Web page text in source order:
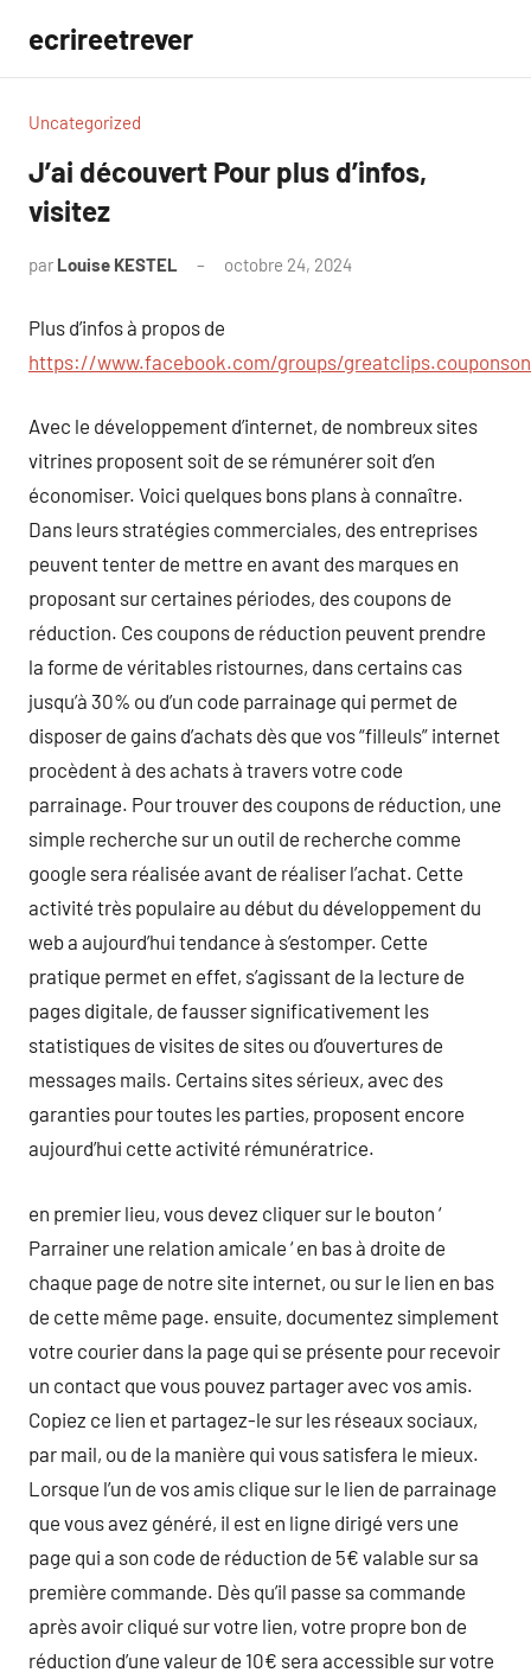
contenu
ecrireetrever
Uncategorized
J’ai découvert Pour plus d’infos,
visitez
par Louise KESTEL octobre 24, 2024
Plus d’infos à propos de
https://www.facebook.com/groups/
Avec le développement d’internet, de nombreux sites
vitrines proposent soit de se rémunérer soit d’en
économiser. Voici quelques bons plans à connaître.
Dans leurs stratégies commerciales, des entreprises
peuvent tenter de mettre en avant des marques en
proposant sur certaines périodes, des coupons de
réduction. Ces coupons de réduction peuvent prendre
la forme de véritables ristournes, dans certains cas
jusqu’à 30% ou d’un code parrainage qui permet de
disposer de gains d’achats dès que vos “filleuls” internet
procèdent à des achats à travers votre code
parrainage. Pour trouver des coupons de réduction, une
simple recherche sur un outil de recherche comme
google sera réalisée avant de réaliser l’achat. Cette
activité très populaire au début du développement du
web a aujourd’hui tendance à s’estomper. Cette
pratique permet en effet, s’agissant de la lecture de
pages digitale, de fausser significativement les
statistiques de visites de sites ou d’ouvertures de
messages mails. Certains sites sérieux, avec des
garanties pour toutes les parties, proposent encore
aujourd’hui cette activité rémunératrice.
en premier lieu, vous devez cliquer sur le bouton ‘
Parrainer une relation amicale ‘ en bas à droite de
chaque page de notre site internet, ou sur le lien en bas
de cette même page. ensuite, documentez simplement
votre courier dans la page qui se présente pour recevoir
un contact que vous pouvez partager avec vos amis.
Copiez ce lien et partagez-le sur les réseaux sociaux,
par mail, ou de la manière qui vous satisfera le mieux.
Lorsque l’un de vos amis clique sur le lien de parrainage
que vous avez généré, il est en ligne dirigé vers une
page qui a son code de réduction de 5€ valable sur sa
première commande. Dès qu’il passe sa commande
après avoir cliqué sur votre lien, votre propre bon de
réduction d’une valeur de 10€ sera accessible sur votre